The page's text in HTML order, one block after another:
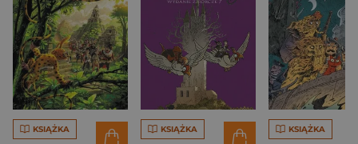
KSIĄŻKA KSIĄŻKA KSIĄŻKA